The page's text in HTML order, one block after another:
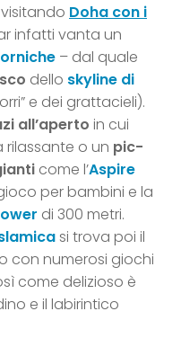
Doha con i
infatti vanta un
– dal quale
dello skyline di
e dei grattacieli).
all’aperto in cui
o un pic-
come l’Aspire
per bambini e la
di 300 metri.
si trova poi il
con numerosi giochi
come delizioso è
e il labirintico